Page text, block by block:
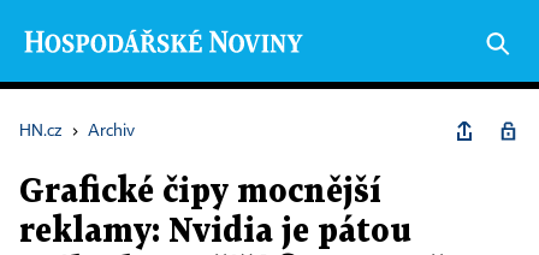
HN.cz › Archiv
Grafické čipy mocnější
reklamy: Nvidia je pátou